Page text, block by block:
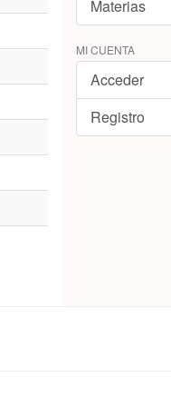
Materias
MI CUENTA
Acceder
Registro